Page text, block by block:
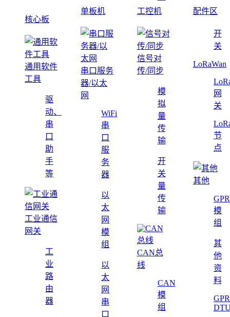
核心板
单板机 工控机 配件区
通用软件
工具
驱
动、
串
口
助
手
等
工业通信
网关
工
业
路
由
器
串口服务
器/以太
网
WiFi
串
口
服
务
器
以
太
网
模
组
以
太
网
串
口
信号对
传/同步
模
拟
量
传
输
开
关
量
传
输
CAN总
线
CAN
模
组
开
关
LoRaWan
网
关
节
点
其他
模
组
其
他
资
料